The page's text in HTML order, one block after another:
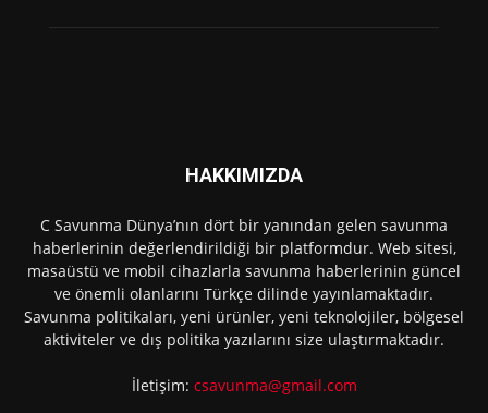
HAKKIMIZDA
C Savunma Dünya’nın dört bir yanından gelen savunma
haberlerinin değerlendirildiği bir platformdur. Web sitesi,
masaüstü ve mobil cihazlarla savunma haberlerinin güncel
ve önemli olanlarını Türkçe dilinde yayınlamaktadır.
Savunma politikaları, yeni ürünler, yeni teknolojiler, bölgesel
aktiviteler ve dış politika yazılarını size ulaştırmaktadır.
İletişim: csavunma@gmail.com